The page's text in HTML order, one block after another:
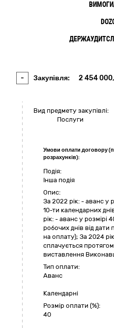
- Закупівля: 2 454
Вид предмету закупівлі:
Послуги
Умови оплати договору
розрахунків):
Подія:
Інша подія
Опис:
За 2022 рік: - аванс у
10-ти календарних
рік: - аванс у розмірі
робочих днів від
на оплату); За 2024
сплачується
виставлення
Тип оплати:
Аванс
Календарні
Розмір оплати (%):
40